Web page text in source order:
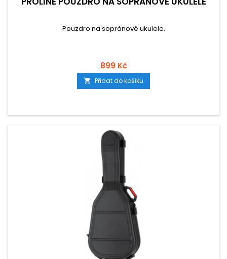
Pouzdro na sopránové ukulele.
899 Kč
 Přidat do košíku